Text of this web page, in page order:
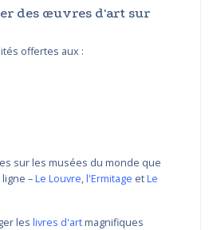
des œuvres d'art sur
offertes aux :
sur les musées du monde que
–Le Louvre,l'Ermitage etLe
les livres d'artmagnifiques